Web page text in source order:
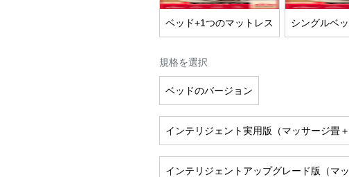
ベッド+1つのマットレス シングルベ
規格を選択
ベッドのバージョン
インテリジェント実用版（マッサージ畳
インテリジェントアップグレード版（マ